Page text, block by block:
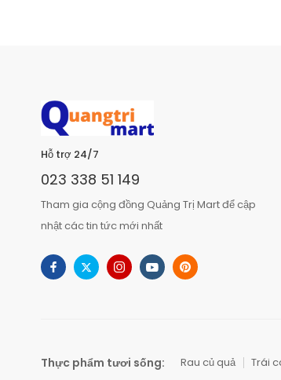
Hỗ trợ 24/7
023 338 51 149
Tham gia cộng đồng Quảng Trị Mart để cập
nhật các tin tức mới nhất
Thực phẩm tươi sống: Rau củ quả Trái